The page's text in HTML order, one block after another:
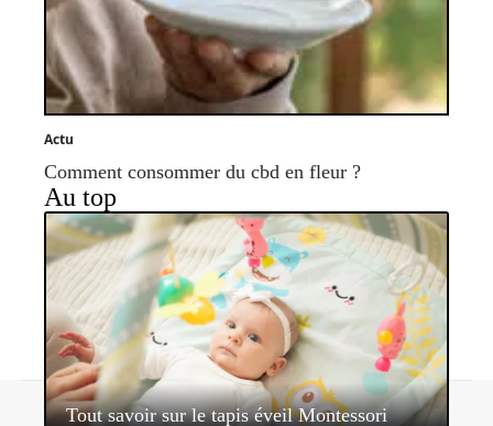
Actu
Comment consommer du cbd en fleur ?
Au top
Tout savoir sur le tapis éveil Montessori
Contact Mentions légales Sitemap